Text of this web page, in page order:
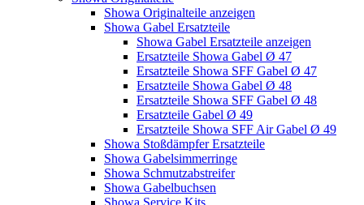
Showa Originalteile anzeigen
Showa Gabel Ersatzteile
Showa Gabel Ersatzteile anzeigen
Ersatzteile Showa Gabel Ø 47
Ersatzteile Showa SFF Gabel Ø 47
Ersatzteile Showa Gabel Ø 48
Ersatzteile Showa SFF Gabel Ø 48
Ersatzteile Gabel Ø 49
Ersatzteile Showa SFF Air Gabel Ø 49
Showa Stoßdämpfer Ersatzteile
Showa Gabelsimmerringe
Showa Schmutzabstreifer
Showa Gabelbuchsen
Showa Service Kits